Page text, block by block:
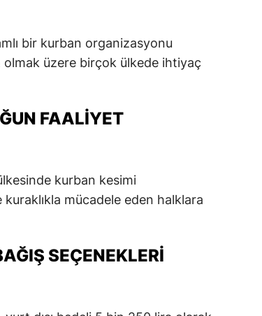
bir kurban organizasyonu
üzere birçok ülkede ihtiyaç
FAALIYET
kurban kesimi
mücadele eden halklara
SEÇENEKLERI